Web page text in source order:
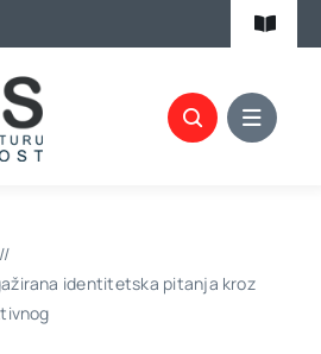
Toggle
identitetska pitanja kroz